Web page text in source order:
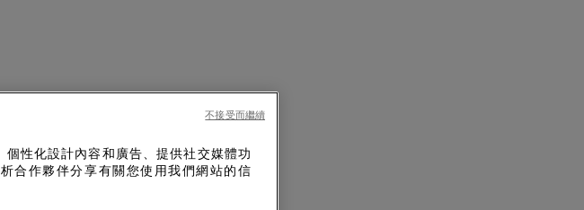
性化設計內容和廣告、提供社交媒體功
合作夥伴分享有關您使用我們網站的信
不接受而繼續